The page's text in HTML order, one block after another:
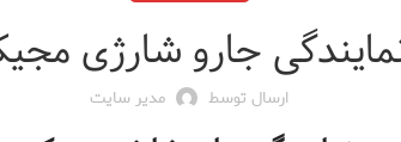
جارو شارژی
ارسال توسط مدیر سایت